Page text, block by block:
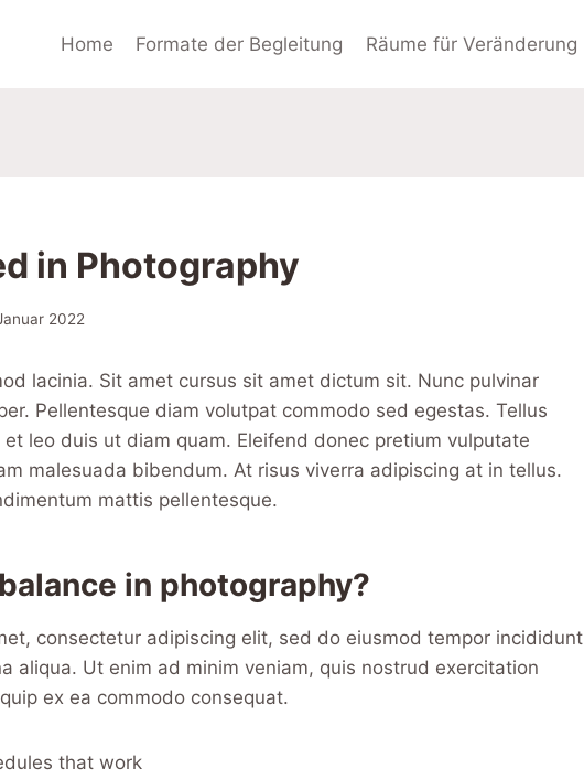
Home Formate der Begleitung Räume für Veränderung
in Photography
2022
lacinia. Sit amet cursus sit amet dictum sit. Nunc pulvinar
Pellentesque diam volutpat commodo sed egestas. Tellus
leo duis ut diam quam. Eleifend donec pretium vulputate
malesuada bibendum. At risus viverra adipiscing at in tellus.
mattis pellentesque.
in photography?
consectetur adipiscing elit, sed do eiusmod tempor incididunt
aliqua. Ut enim ad minim veniam, quis nostrud exercitation
ex ea commodo consequat.
that work